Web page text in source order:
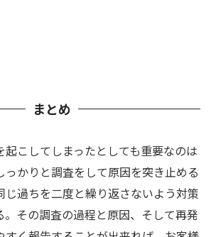
まとめ
こしてしまったとしても重要なのは
っかりと調査をして原因を突き止める
じ過ちを二度と繰り返さないよう対策
。その調査の過程と原因、そして再発